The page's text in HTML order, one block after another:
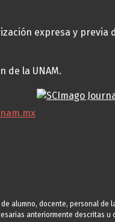
expresa y previa
de la UNAM.
alumno, docente, personal de
anteriormente descritas u